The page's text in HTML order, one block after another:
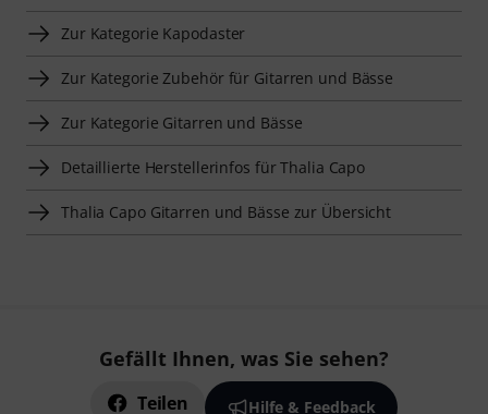
Zur Kategorie Kapodaster
Zur Kategorie Zubehör für Gitarren und Bässe
Zur Kategorie Gitarren und Bässe
Detaillierte Herstellerinfos für Thalia Capo
Thalia Capo Gitarren und Bässe zur Übersicht
Gefällt Ihnen, was Sie sehen?
Teilen Hilfe & Feedback